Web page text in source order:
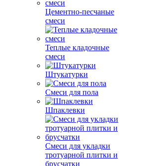
Цементно-песчаные
смеси
Теплые кладочные
смеси
Штукатурки
Смеси для пола
Шпаклевки
Смеси для укладки
тротуарной плитки и
брусчатки